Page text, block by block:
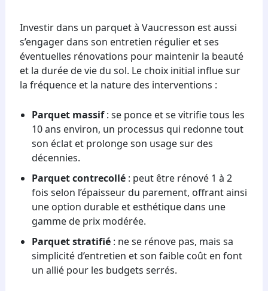
Investir dans un parquet à Vaucresson est aussi
s’engager dans son entretien régulier et ses
éventuelles rénovations pour maintenir la beauté
et la durée de vie du sol. Le choix initial influe sur
la fréquence et la nature des interventions :
Parquet massif: se ponce et se vitrifie tous les
10 ans environ, un processus qui redonne tout
son éclat et prolonge son usage sur des
décennies.
Parquet contrecollé: peut être rénové 1 à 2
fois selon l’épaisseur du parement, offrant ainsi
une option durable et esthétique dans une
gamme de prix modérée.
Parquet stratifié: ne se rénove pas, mais sa
simplicité d’entretien et son faible coût en font
un allié pour les budgets serrés.